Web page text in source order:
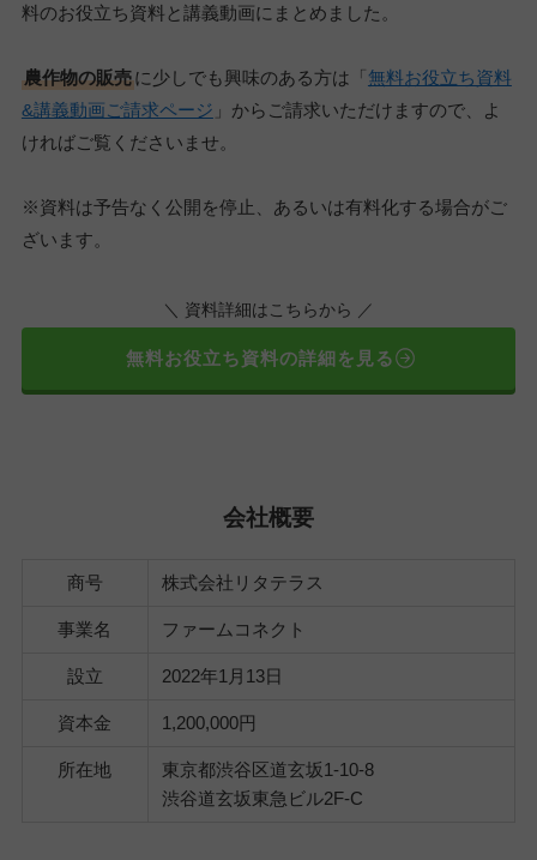
料のお役立ち資料と講義動画にまとめました。
農作物の販売に少しでも興味のある方は「無料お役立ち資料
&講義動画ご請求ページ 」からご請求いただけますので、よ
ければご覧くださいませ。
※資料は予告なく公開を停止、あるいは有料化する場合がご
ざいます。
＼ 資料詳細はこちらから ／
無料お役立ち資料の詳細を見る
会社概要
商号 株式会社リタテラス
事業名 ファームコネクト
設立 2022年1月13日
資本金 1,200,000円
所在地
東京都渋谷区道玄坂1-10-8
渋谷道玄坂東急ビル2F-C